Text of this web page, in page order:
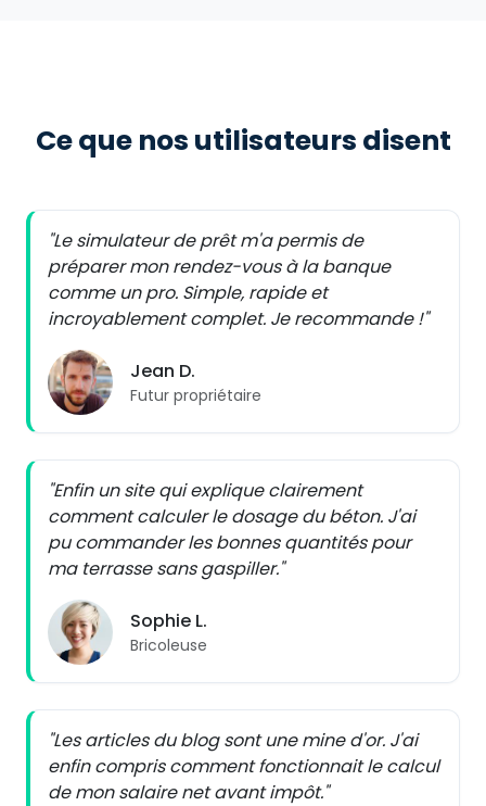
Ce que nos utilisateurs disent
"Le simulateur de prêt m'a permis de
préparer mon rendez-vous à la banque
comme un pro. Simple, rapide et
incroyablement complet. Je recommande !"
Jean D.
Futur propriétaire
"Enfin un site qui explique clairement
comment calculer le dosage du béton. J'ai
pu commander les bonnes quantités pour
ma terrasse sans gaspiller."
Sophie L.
Bricoleuse
"Les articles du blog sont une mine d'or. J'ai
enfin compris comment fonctionnait le calcul
de mon salaire net avant impôt."